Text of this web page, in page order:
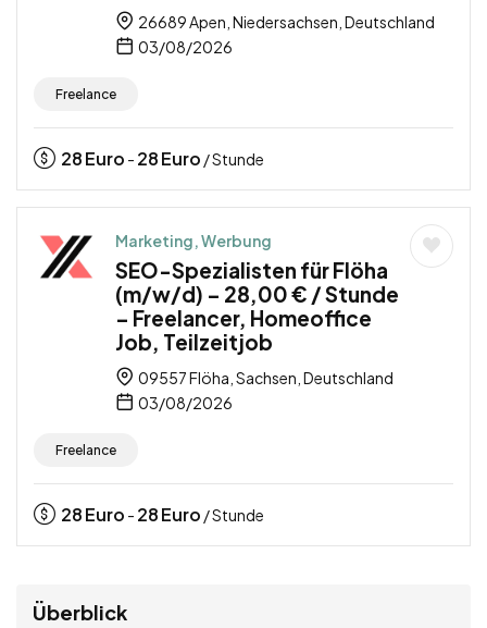
26689 Apen, Niedersachsen, Deutschland
03/08/2026
Freelance
28Euro - 28Euro / Stunde
Marketing, Werbung
SEO-Spezialisten für Flöha
(m/w/d) – 28,00 € / Stunde
– Freelancer, Homeoffice
Job, Teilzeitjob
09557 Flöha, Sachsen, Deutschland
03/08/2026
Freelance
28Euro - 28Euro / Stunde
Überblick